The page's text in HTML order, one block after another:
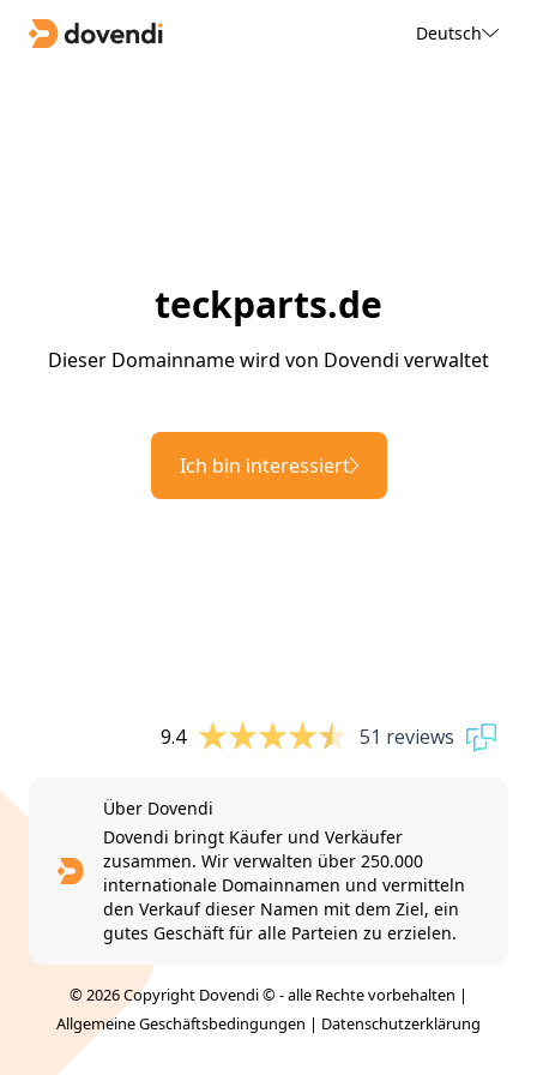
Deutsch
teckparts.de
Dieser Domainname wird von Dovendi verwaltet
Ich bin interessiert
9.4 51 reviews
Über Dovendi
Dovendi bringt Käufer und Verkäufer
zusammen. Wir verwalten über 250.000
internationale Domainnamen und vermitteln
den Verkauf dieser Namen mit dem Ziel, ein
gutes Geschäft für alle Parteien zu erzielen.
© 2026 Copyright Dovendi © - alle Rechte vorbehalten |
Allgemeine Geschäftsbedingungen | Datenschutzerklärung